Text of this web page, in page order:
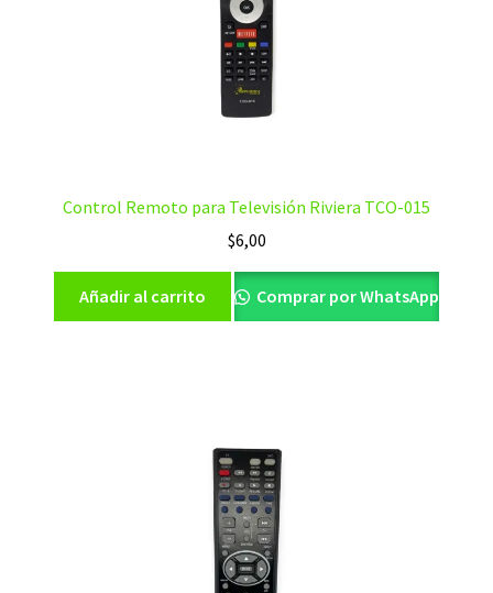
Control Remoto para Televisión Riviera TCO-015
$6,00
Añadir al carrito Comprar por WhatsApp